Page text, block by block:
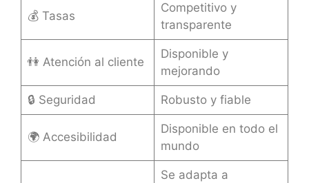
💰 Tasas
Competitivo y
transparente
👫 Atención al cliente
Disponible y
mejorando
🔒 Seguridad Robusto y fiable
🌍 Accesibilidad
Disponible en todo el
mundo
Se adapta a